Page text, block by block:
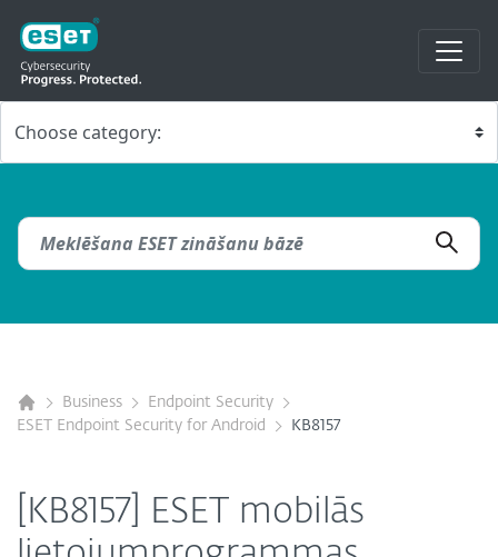
Business
Endpoint Security
ESET Endpoint Security for Android
KB8157
[KB8157] ESET mobilās